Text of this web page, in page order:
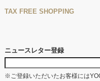
TAX FREE SHOPPING
ニュースレター登録
※ご登録いただいたお客様には